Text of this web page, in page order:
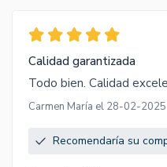
Calidad garantizada
Todo bien. Calidad
Carmen María el 28-02-2025
Recomendaría su